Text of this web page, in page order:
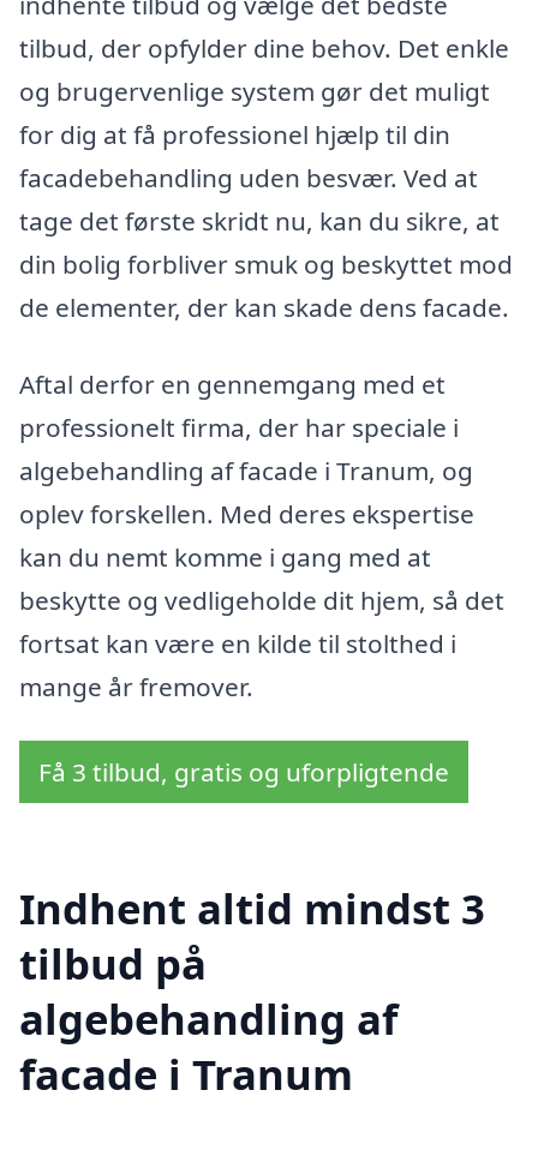
tilbud, der opfylder dine behov. Det enkle
og brugervenlige system gør det muligt
for dig at få professionel hjælp til din
facadebehandling uden besvær. Ved at
tage det første skridt nu, kan du sikre, at
din bolig forbliver smuk og beskyttet mod
de elementer, der kan skade dens facade.
Aftal derfor en gennemgang med et
professionelt firma, der har speciale i
algebehandling af facade i Tranum, og
oplev forskellen. Med deres ekspertise
kan du nemt komme i gang med at
beskytte og vedligeholde dit hjem, så det
fortsat kan være en kilde til stolthed i
mange år fremover.
Få 3 tilbud, gratis og uforpligtende
Indhent altid mindst 3
tilbud på
algebehandling af
facade i Tranum